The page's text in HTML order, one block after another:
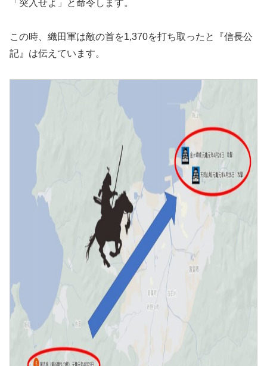
「突入せよ」と命令します。
この時、織田軍は敵の首を1,370を打ち取ったと『信長公
記』は伝えています。